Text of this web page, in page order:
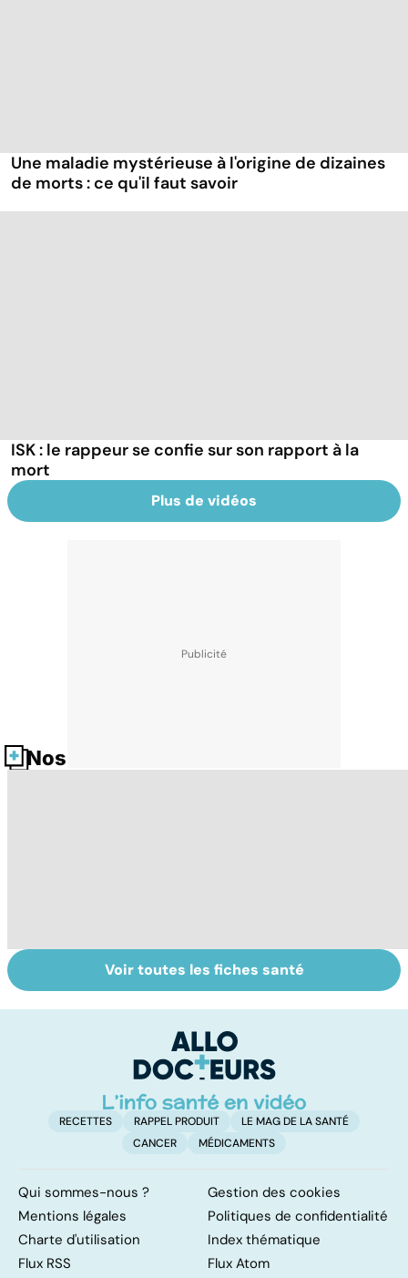
Une maladie mystérieuse à l'origine de dizaines
de morts : ce qu'il faut savoir
ISK : le rappeur se confie sur son rapport à la
mort
Plus de vidéos
Nos fiches santé
La tuberculose
pulmonaire
Tout savoir sur
les infections
Voir toutes les fiches santé
RECETTES RAPPEL PRODUIT
LE MAG DE LA SANTÉ
CANCER
MÉDICAMENTS
Qui sommes-nous ?
Gestion des cookies
Mentions légales
Politiques de confidentialité
Charte d'utilisation
Index thématique
Flux RSS
Flux Atom